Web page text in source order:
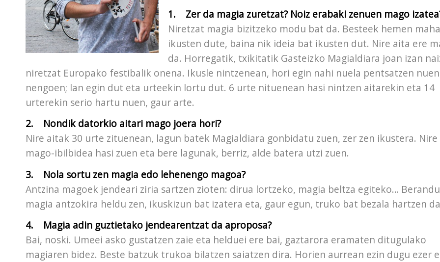
1. Zer da magia zuretzat? Noiz erabaki zenuen mago
Niretzat magia bizitzeko modu bat da. Besteek hemen
ikusten dute, baina nik ideia bat ikusten dut. Nire aita ere
da. Horregatik, txikitatik Gasteizko Magialdiara joan izan
niretzat Europako festibalik onena. Ikusle nintzenean, hori egin nahi nuela pentsatzen
nengoen; lan egin dut eta urteekin lortu dut. 6 urte nituenean hasi nintzen aitarekin eta 14
urterekin serio hartu nuen, gaur arte.
2. Nondik datorkio aitari mago joera hori?
Nire aitak 30 urte zituenean, lagun batek Magialdiara gonbidatu zuen, zer zen ikustera.
mago-ibilbidea hasi zuen eta bere lagunak, berriz, alde batera utzi zuen.
3. Nola sortu zen magia edo lehenengo magoa?
Antzina magoek jendeari ziria sartzen zioten: dirua lortzeko, magia beltza egiteko…
magia antzokira heldu zen, ikuskizun bat izatera eta, gaur egun, truko bat bezala hartzen
4. Magia adin guztietako jendearentzat da aproposa?
Bai, noski. Umeei asko gustatzen zaie eta helduei ere bai, gaztarora eramaten ditugulako
magiaren bidez. Beste batzuk trukoa bilatzen saiatzen dira. Horien aurrean ezin dugu ezer